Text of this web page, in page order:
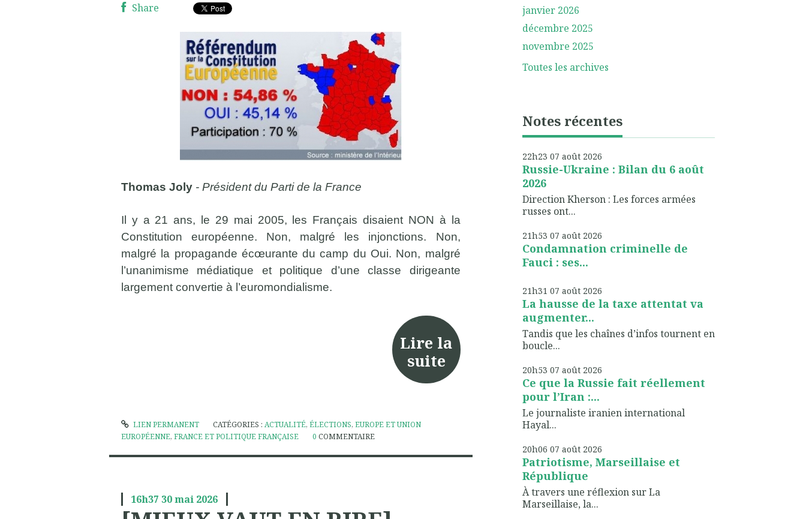
Share
Thomas Joly - Président du Parti de la France
Il y a 21 ans, le 29 mai 2005, les Français disaient NON à la
Constitution européenne. Non, malgré les injonctions. Non,
malgré la propagande écœurante du camp du Oui. Non, malgré
l’unanimisme médiatique et politique d’une classe dirigeante
largement convertie à l’euromondialisme.
Lire la
suite
LIEN PERMANENT CATÉGORIES :ACTUALITÉ,ÉLECTIONS,EUROPE ET UNION
EUROPÉENNE, FRANCE ET POLITIQUE FRANÇAISE 0 COMMENTAIRE
16h37 30mai 2026
janvier 2026
décembre 2025
novembre 2025
Toutes les archives
Notes récentes
22h23 07 août 2026
Russie-Ukraine : Bilan du 6 août
2026
Direction Kherson : Les forces armées
russes ont...
21h53 07 août 2026
Condamnation criminelle de
Fauci : ses...
21h31 07 août 2026
La hausse de la taxe attentat va
augmenter...
Tandis que les chaînes d’infos tournent en
boucle...
20h53 07 août 2026
Ce que la Russie fait réellement
pour l’Iran :...
Le journaliste iranien international
Hayal...
20h06 07 août 2026
Patriotisme, Marseillaise et
République
À travers une réflexion sur La
Marseillaise, la...